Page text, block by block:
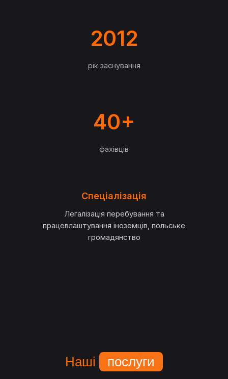
2012
рік заснування
40+
фахівців
Спеціалізація
Легалізація перебування та
працевлаштування іноземців, польське
громадянство
Наші послуги